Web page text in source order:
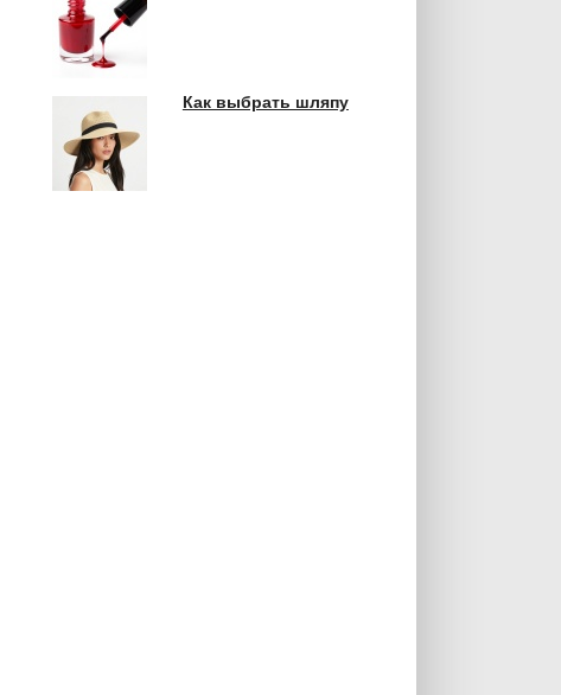
Как выбрать шляпу